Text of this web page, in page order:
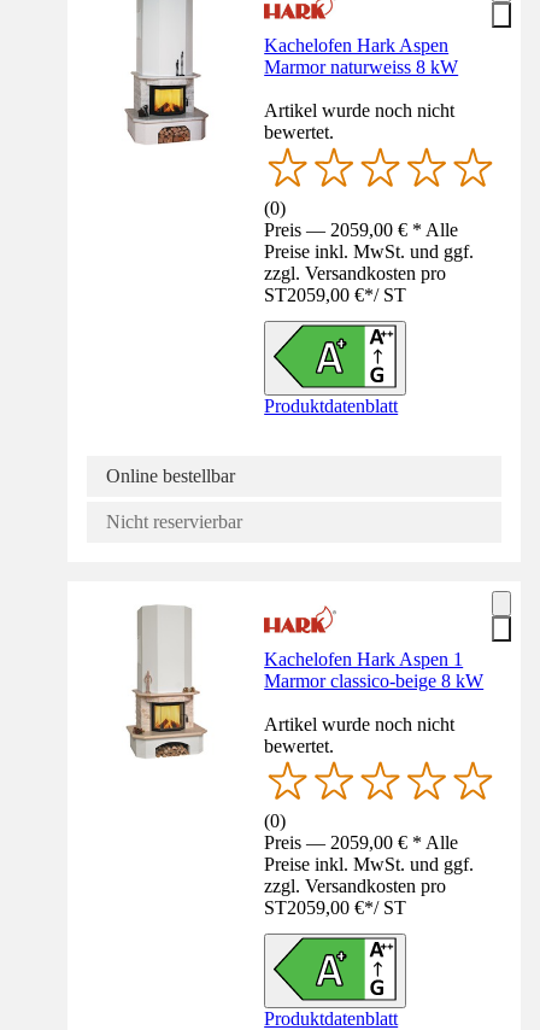
Kachelofen Hark Aspen
Marmor naturweiss 8 kW
Artikel wurde noch nicht
bewertet.
(0)
Preis — 2059,00 € * Alle
Preise inkl. MwSt. und ggf.
zzgl. Versandkosten pro
ST2059,00 €*/ ST
Produktdatenblatt
Online bestellbar
Nicht reservierbar
Kachelofen Hark Aspen 1
Marmor classico-beige 8 kW
Artikel wurde noch nicht
bewertet.
(0)
Preis — 2059,00 € * Alle
Preise inkl. MwSt. und ggf.
zzgl. Versandkosten pro
ST2059,00 €*/ ST
Produktdatenblatt